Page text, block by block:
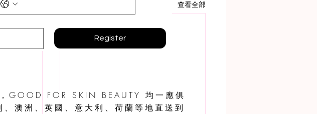
查看全部
Register
GOOD FOR SKIN BEAUTY 均一應俱
澳洲、英國、意大利、荷蘭等地直送到